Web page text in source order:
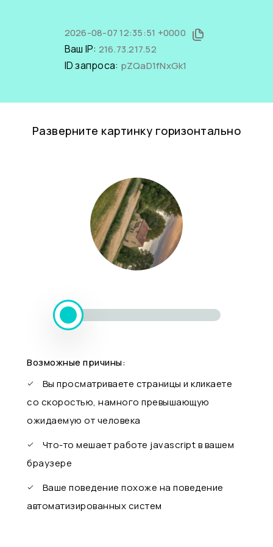
2026-08-07 12:35:51 +0000
Ваш IP: 216.73.217.52
ID запроса: pZQaD1fNxGk1
Разверните картинку горизонтально
Возможные причины:
Вы просматриваете страницы и кликаете
со скоростью, намного превышающую
ожидаемую от человека
Что-то мешает работе javascript в вашем
браузере
Ваше поведение похоже на поведение
автоматизированных систем